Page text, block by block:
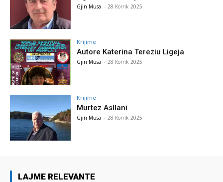
Gjin Musa - 28 Korrik 2025
Krijime
Autore Katerina Tereziu Ligeja
Gjin Musa - 28 Korrik 2025
Krijime
Murtez Asllani
Gjin Musa - 28 Korrik 2025
LAJME RELEVANTE